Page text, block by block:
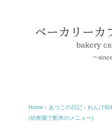
Home › あつこの日記 › れんげ幼
(幼稚園で配布のメニュー)